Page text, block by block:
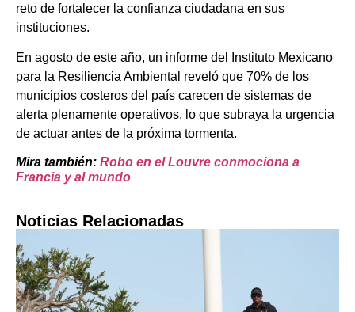
reto de fortalecer la confianza ciudadana en sus
instituciones.
En agosto de este año, un informe del Instituto Mexicano
para la Resiliencia Ambiental reveló que 70% de los
municipios costeros del país carecen de sistemas de
alerta plenamente operativos, lo que subraya la urgencia
de actuar antes de la próxima tormenta.
Mira también: Robo en el Louvre conmociona a
Francia y al mundo
Noticias Relacionadas